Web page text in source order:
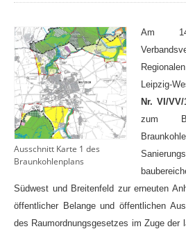
Ausschnitt Karte 1 des
Braunkohlenplans
Am
Leipzig-
Nr. VI/VV/
zum
Südwest und Breitenfeld zur erneuten
öffentlicher Belange und öffentlichen
des Raumordnungsge­setzes im Zuge